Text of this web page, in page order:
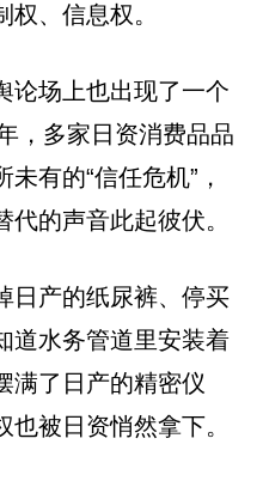
、信息权。
论场上也出现了一个
，多家日资消费品品
有的“信任危机”，
的声音此起彼伏。
日产的纸尿裤、停买
道水务管道里安装着
满了日产的精密仪
被日资悄然拿下。